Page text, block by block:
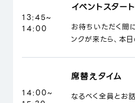
13:45~
14:00
イベントスタート
お待ちいただく間
ンクが来たら、本
14:00~
席替えタイム
なるべく全員とお